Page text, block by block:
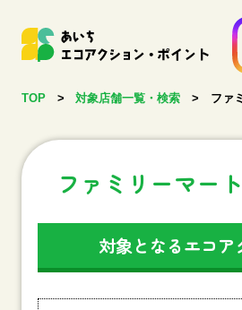
TOP > 対象店舗一覧・検索 > ファ
ファミリーマー
対象となるエコア